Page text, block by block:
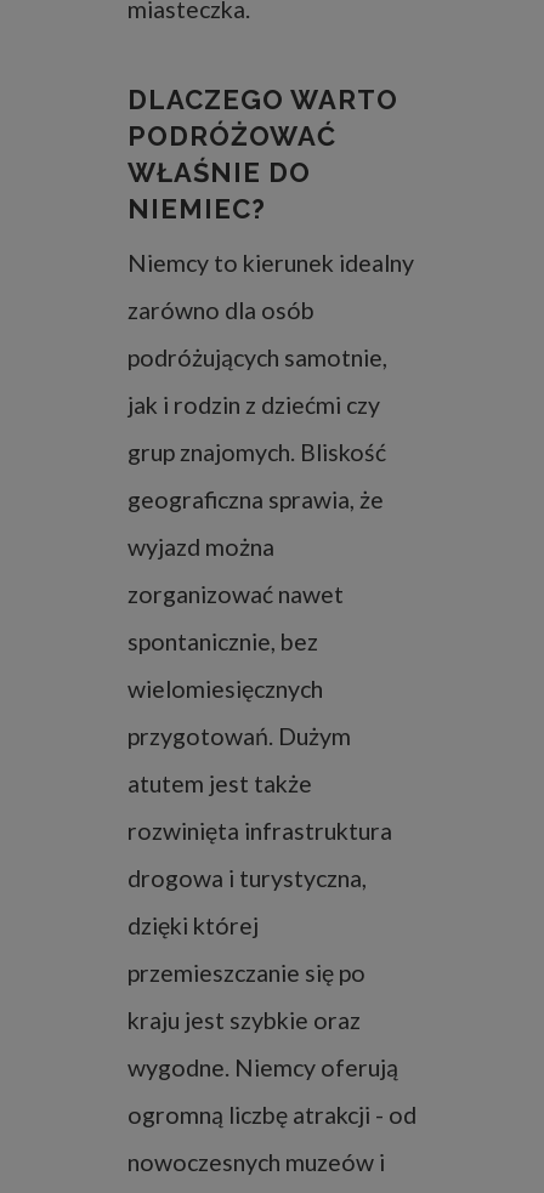
miasteczka.
DLACZEGO WARTO
PODRÓŻOWAĆ
WŁAŚNIE DO
NIEMIEC?
Niemcy to kierunek idealny
zarówno dla osób
podróżujących samotnie,
jak i rodzin z dziećmi czy
grup znajomych. Bliskość
geograficzna sprawia, że
wyjazd można
zorganizować nawet
spontanicznie, bez
wielomiesięcznych
przygotowań. Dużym
atutem jest także
rozwinięta infrastruktura
drogowa i turystyczna,
dzięki której
przemieszczanie się po
kraju jest szybkie oraz
wygodne. Niemcy oferują
ogromną liczbę atrakcji - od
nowoczesnych muzeów i